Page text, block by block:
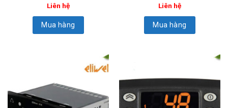
Liên hệ
Mua hàng
Liên hệ
Mua hàng